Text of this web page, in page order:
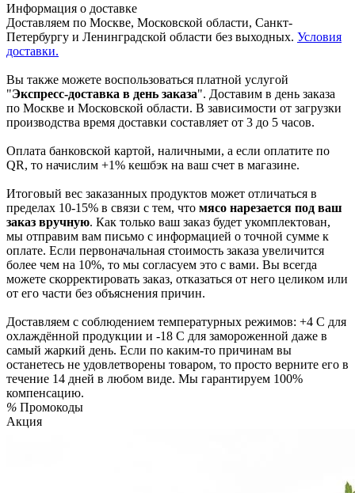
Информация о доставке
Доставляем по Москве, Московской области, Санкт-
Петербургу и Ленинградской области без выходных. Условия
доставки.
Вы также можете воспользоваться платной услугой
"Экспресс-доставка в день заказа". Доставим в день заказа
по Москве и Московской области. В зависимости от загрузки
производства время доставки составляет от 3 до 5 часов.
Оплата банковской картой, наличными, а если оплатите по
QR, то начислим +1% кешбэк на ваш счет в магазине.
Итоговый вес заказанных продуктов может отличаться в
пределах 10-15% в связи с тем, что мясо нарезается под ваш
заказ вручную. Как только ваш заказ будет укомплектован,
мы отправим вам письмо с информацией о точной сумме к
оплате. Если первоначальная стоимость заказа увеличится
более чем на 10%, то мы согласуем это с вами. Вы всегда
можете скорректировать заказ, отказаться от него целиком или
от его части без объяснения причин.
Доставляем с соблюдением температурных режимов: +4 С для
охлаждённой продукции и -18 С для замороженной даже в
самый жаркий день. Если по каким-то причинам вы
останетесь не удовлетворены товаром, то просто верните его в
течение 14 дней в любом виде. Мы гарантируем 100%
компенсацию.
% Промокоды
Акция